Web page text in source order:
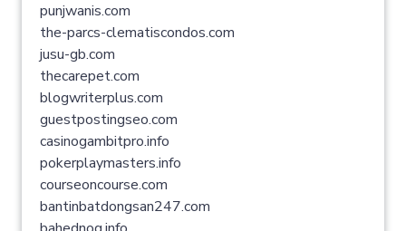
punjwanis.com
the-parcs-clematiscondos.com
jusu-gb.com
thecarepet.com
blogwriterplus.com
guestpostingseo.com
casinogambitpro.info
pokerplaymasters.info
courseoncourse.com
bantinbatdongsan247.com